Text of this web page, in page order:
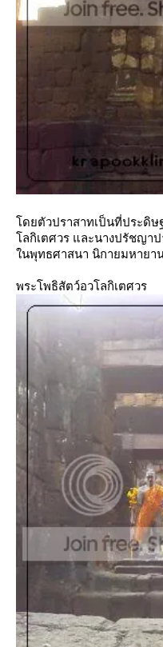
ดยตัวปราสาทเป็นที่ประดิษ
ลกิเตศวร และนางปรัชญาป
นพุทธศาสนา นิกายมหายา
พระโพธิสัตว์อวโลกิเตศวร